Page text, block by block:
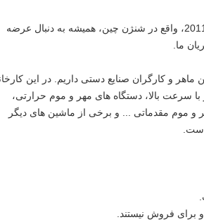
ما تولید کننده حرفه ای متخصص در کیسه های پلاستیکی، تاسیس در سال 2011، واقع در شنژن چین، همیشه به دنبال عرضه
ما.
ماهر و کارگران صنایع دستی داریم.
در این
شده، لمیناتور با سرعت بالا، دستگاه های مهر و موم حرارتی،
موم مقدماتی ... و برخی از ماشین های دیگر
برای فروش نیستند.